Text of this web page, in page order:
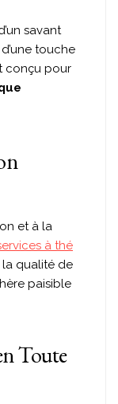
savant
touche
conçu pour
et à la
à thé
la qualité de
paisible
Toute